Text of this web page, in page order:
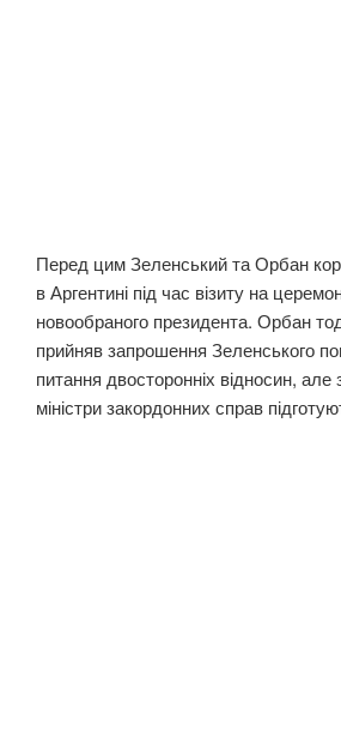
Перед цим Зеленський та Орбан
в Аргентині під час візиту на
новообраного президента. Орбан
прийняв запрошення Зеленського
питання двосторонніх відносин,
міністри закордонних справ